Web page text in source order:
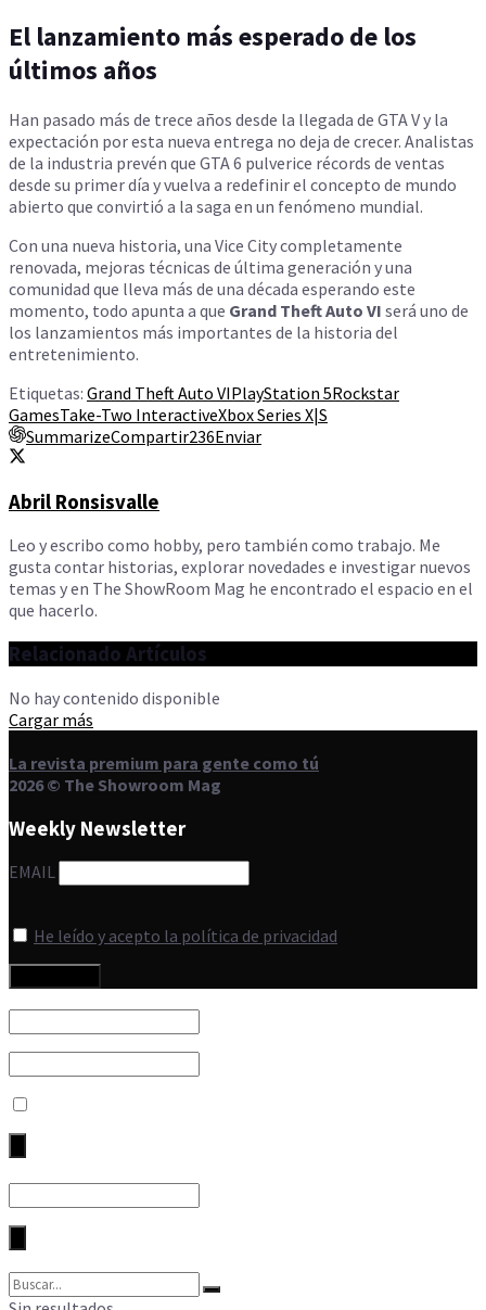
El lanzamiento más esperado de los
últimos años
Han pasado más de trece años desde la llegada de GTA V y la
expectación por esta nueva entrega no deja de crecer. Analistas
de la industria prevén que GTA 6 pulverice récords de ventas
desde su primer día y vuelva a redefinir el concepto de mundo
abierto que convirtió a la saga en un fenómeno mundial.
Con una nueva historia, una Vice City completamente
renovada, mejoras técnicas de última generación y una
comunidad que lleva más de una década esperando este
momento, todo apunta a que Grand Theft Auto VI será uno de
los lanzamientos más importantes de la historia del
entretenimiento.
Etiquetas: Grand Theft Auto VIPlayStation 5Rockstar
GamesTake-Two InteractiveXbox Series X|S
SummarizeCompartir236Enviar
Abril Ronsisvalle
Leo y escribo como hobby, pero también como trabajo. Me
gusta contar historias, explorar novedades e investigar nuevos
temas y en The ShowRoom Mag he encontrado el espacio en el
que hacerlo.
Relacionado Artículos
No hay contenido disponible
Cargar más
La revista premium para gente como tú
2026 © The Showroom Mag
Weekly Newsletter
EMAIL
He leído y acepto la política de privacidad